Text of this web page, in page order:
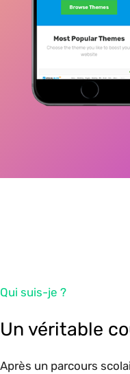
Qui suis-je ?
Un véritable
Après un parcours